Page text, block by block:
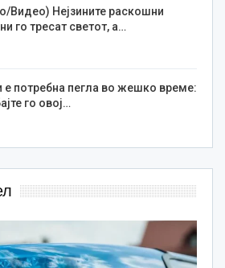
Видео) Нејзините раскошни
го тресат светот, а…
е потребна пегла во жешко време:
го овој…